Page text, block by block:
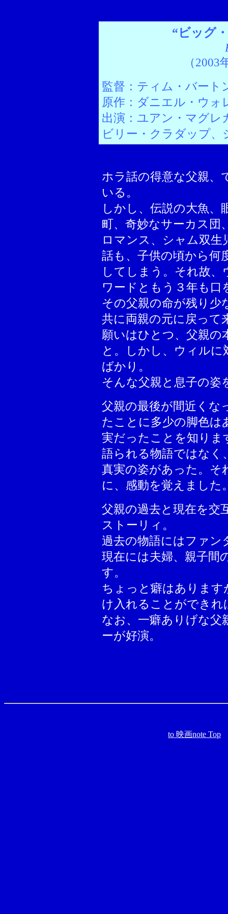
“ビッグ
（
監督：ティム・バート
原作：ダニエル・ウォ
出演：ユアン・マグレ
ビリー・クラダップ
ホラ話の得意な父親、
いる。
しかし、伝説の大魚、
町、奇妙なサーカス団
ロマンス、シャム双
話も、子供の頃から何
してしまう。それ故
ワードともう３年も口
その父親の命が残り少
共に両親の元に戻って
願いはひとつ、父親の
と。しかし、ウィル
ばかり。
そんな父親と息子の姿
父親の最後が間近くな
たことに多少の脚色は
実だったことを知りま
語られる物語ではなく
真実の姿があった。そ
に、感動を覚えました
父親の過去と現在を交
ストーリィ。
過去の物語にはファン
現在には夫婦、親子間
す。
ちょっと癖はありま
け入れることができれ
なお、一癖ありげな父
ーが好演。
to 映画note Top